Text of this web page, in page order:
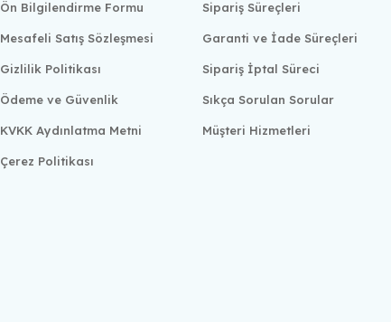
Ön Bilgilendirme Formu
Mesafeli Satış Sözleşmesi
Gizlilik Politikası
Ödeme ve Güvenlik
KVKK Aydınlatma Metni
Çerez Politikası
Sipariş Süreçleri
Garanti ve İade Süreçleri
Sipariş İptal Süreci
Sıkça Sorulan Sorular
Müşteri Hizmetleri